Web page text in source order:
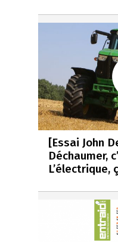
[Essai John
Déchaumer,
L’électrique,